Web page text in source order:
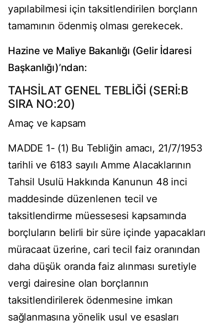
yapılabilmesi için taksitlendirilen borçların
tamamının ödenmiş olması gerekecek.
Hazine ve Maliye Bakanlığı (Gelir İdaresi
Başkanlığı)’ndan:
TAHSİLAT GENEL TEBLİĞİ (SERİ:B
SIRA NO:20)
Amaç ve kapsam
MADDE 1- (1) Bu Tebliğin amacı, 21/7/1953
tarihli ve 6183 sayılı Amme Alacaklarının
Tahsil Usulü Hakkında Kanunun 48 inci
maddesinde düzenlenen tecil ve
taksitlendirme müessesesi kapsamında
borçluların belirli bir süre içinde yapacakları
müracaat üzerine, cari tecil faiz oranından
daha düşük oranda faiz alınması suretiyle
vergi dairesine olan borçlarının
taksitlendirilerek ödenmesine imkan
sağlanmasına yönelik usul ve esasları